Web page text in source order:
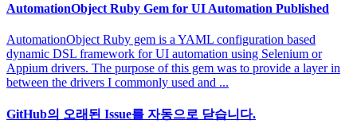
AutomationObject Ruby Gem for UI Automation Published
AutomationObject Ruby gem is a YAML configuration based
dynamic DSL framework for UI automation using Selenium or
Appium drivers. The purpose of this gem was to provide a layer in
between the drivers I commonly used and ...
GitHub의 오래된 Issue를 자동으로 닫습니다.